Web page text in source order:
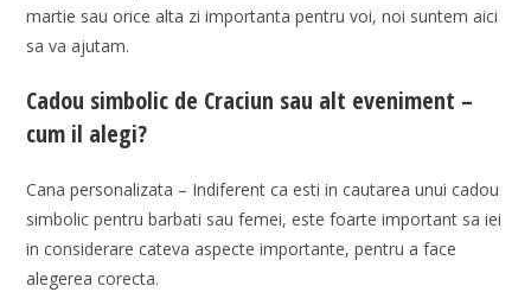
martie sau orice alta zi importanta pentru voi, noi suntem aici
sa va ajutam.
Cadou simbolic de Craciun sau alt eveniment –
cum il alegi?
Cana personalizata – Indiferent ca esti in cautarea unui cadou
simbolic pentru barbati sau femei, este foarte important sa iei
in considerare cateva aspecte importante, pentru a face
alegerea corecta.